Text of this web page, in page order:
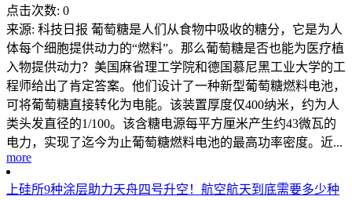
点击次数: 0
来源: 科技日报 葡萄糖是人们从食物中吸收的糖分，它是为人
体每个细胞提供动力的“燃料”。那么葡萄糖是否也能为医疗植
入物提供动力？美国麻省理工学院和德国慕尼黑工业大学的工
程师给出了肯定答案。他们设计了一种新型葡萄糖燃料电池，
可将葡萄糖直接转化为电能。该装置厚度仅400纳米，约为人
类头发直径的1/100。该含糖电源每平方厘米产生约43微瓦的
电力，实现了迄今为止葡萄糖燃料电池的最高功率密度。近...
more
上硅所9种涂层助力天舟四号升空！航空航天到底需要多少种